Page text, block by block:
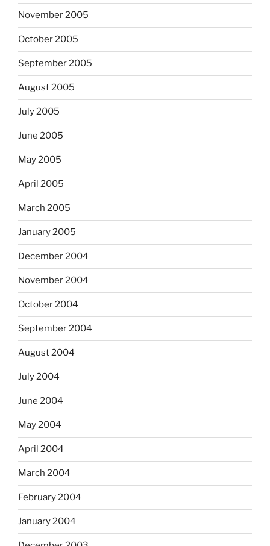
November 2005
October 2005
September 2005
August 2005
July 2005
June 2005
May 2005
April 2005
March 2005
January 2005
December 2004
November 2004
October 2004
September 2004
August 2004
July 2004
June 2004
May 2004
April 2004
March 2004
February 2004
January 2004